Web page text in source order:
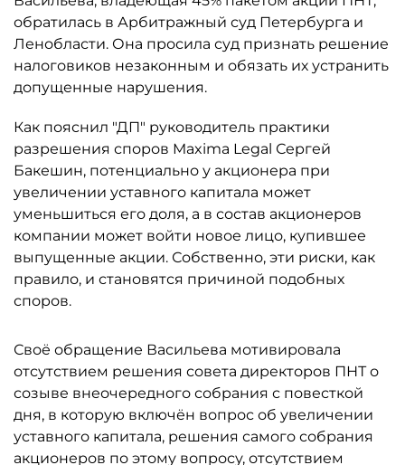
обратилась в Арбитражный суд Петербурга и
Ленобласти. Она просила суд признать решение
налоговиков незаконным и обязать их устранить
допущенные нарушения.
Как пояснил "ДП" руководитель практики
разрешения споров Maxima Legal Сергей
Бакешин, потенциально у акционера при
увеличении уставного капитала может
уменьшиться его доля, а в состав акционеров
компании может войти новое лицо, купившее
выпущенные акции. Собственно, эти риски, как
правило, и становятся причиной подобных
споров.
Своё обращение Васильева мотивировала
отсутствием решения совета директоров ПНТ о
созыве внеочередного собрания с повесткой
дня, в которую включён вопрос об увеличении
уставного капитала, решения самого собрания
акционеров по этому вопросу, отсутствием